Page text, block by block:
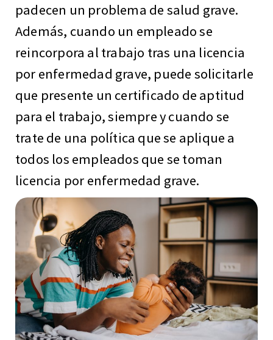
padecen un problema de salud grave.
Además, cuando un empleado se
reincorpora al trabajo tras una licencia
por enfermedad grave, puede solicitarle
que presente un certificado de aptitud
para el trabajo, siempre y cuando se
trate de una política que se aplique a
todos los empleados que se toman
licencia por enfermedad grave.